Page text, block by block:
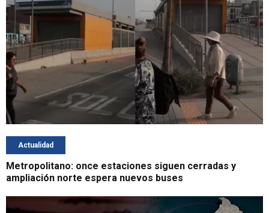
Actualidad
Metropolitano: once estaciones siguen cerradas y
ampliación norte espera nuevos buses